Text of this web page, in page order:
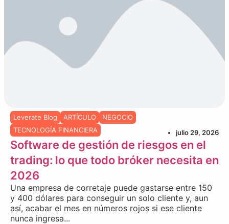
Leverate Blog ARTÍCULO
NEGOCIO
TECNOLOGÍA FINANCIERA
julio 29, 2026
Software de gestión de riesgos en el
trading: lo que todo bróker necesita en
2026
Una empresa de corretaje puede gastarse entre 150
y 400 dólares para conseguir un solo cliente y, aun
así, acabar el mes en números rojos si ese cliente
nunca ingresa...